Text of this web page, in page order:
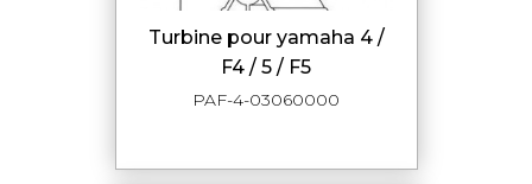
turbine pour yamaha 4 /
F4 / 5 / F5
PAF-4-03060000